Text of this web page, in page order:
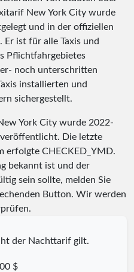
New York City wurde
und in der offiziellen
ist für alle Taxis und
Pflichtfahrgebietes
noch unterschritten
installierten und
sichergestellt.
York City wurde 2022-
Die letzte
erfolgte CHECKED_YMD.
bekannt ist und der
sein sollte, melden Sie
Button. Wir werden
der Nachttarif gilt.
$